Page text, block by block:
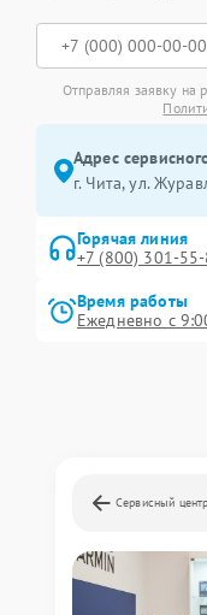
Отправляя заявку на
Адрес
г. Чита, ул.
Горячая линия
+7 (800) 301-
Время работы
Ежедневно с
Сервисный